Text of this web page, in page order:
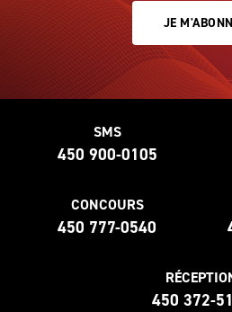
JE
SMS
450 900-0105
CONCOURS
450 777-0540
450 372-